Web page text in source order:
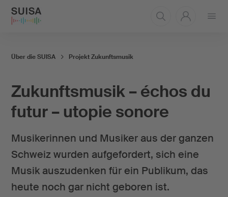
Zukunftsmusik – échos du
futur – utopie sonore
Musikerinnen und Musiker aus der ganzen
Schweiz wurden aufgefordert, sich eine
Musik auszudenken für ein Publikum, das
heute noch gar nicht geboren ist.
Über die SUISA Projekt Zukunftsmusik